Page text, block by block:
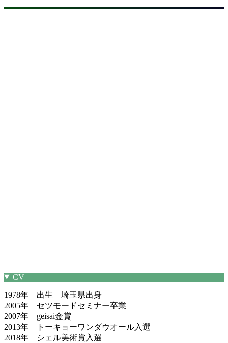
CV
1978年 出生 埼玉県出身
2005年 セツモードセミナー卒業
2007年 geisai金賞
2013年 トーキョーワンダウオール入選
2018年 シェル美術賞入選